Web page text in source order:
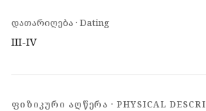
დათარიღება · Dating
III-IV
ᲤᲘᲖᲘᲙᲣᲠᲘ ᲐᲦᲬᲔᲠᲐ · PHYSICAL